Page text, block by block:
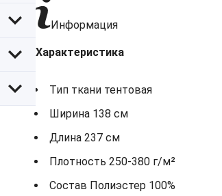
Информация
Характеристика
Тип ткани тентовая
Ширина 138 см
Длина 237 см
Плотность 250-380 г/м²
Состав Полиэстер 100%